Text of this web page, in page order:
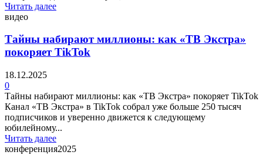
Читать далее
видео
Тайны набирают миллионы: как «ТВ Экстра»
покоряет TikTok
18.12.2025
0
Тайны набирают миллионы: как «ТВ Экстра» покоряет TikTok
Канал «ТВ Экстра» в TikTok собрал уже больше 250 тысяч
подписчиков и уверенно движется к следующему
юбилейному...
Читать далее
конференция2025